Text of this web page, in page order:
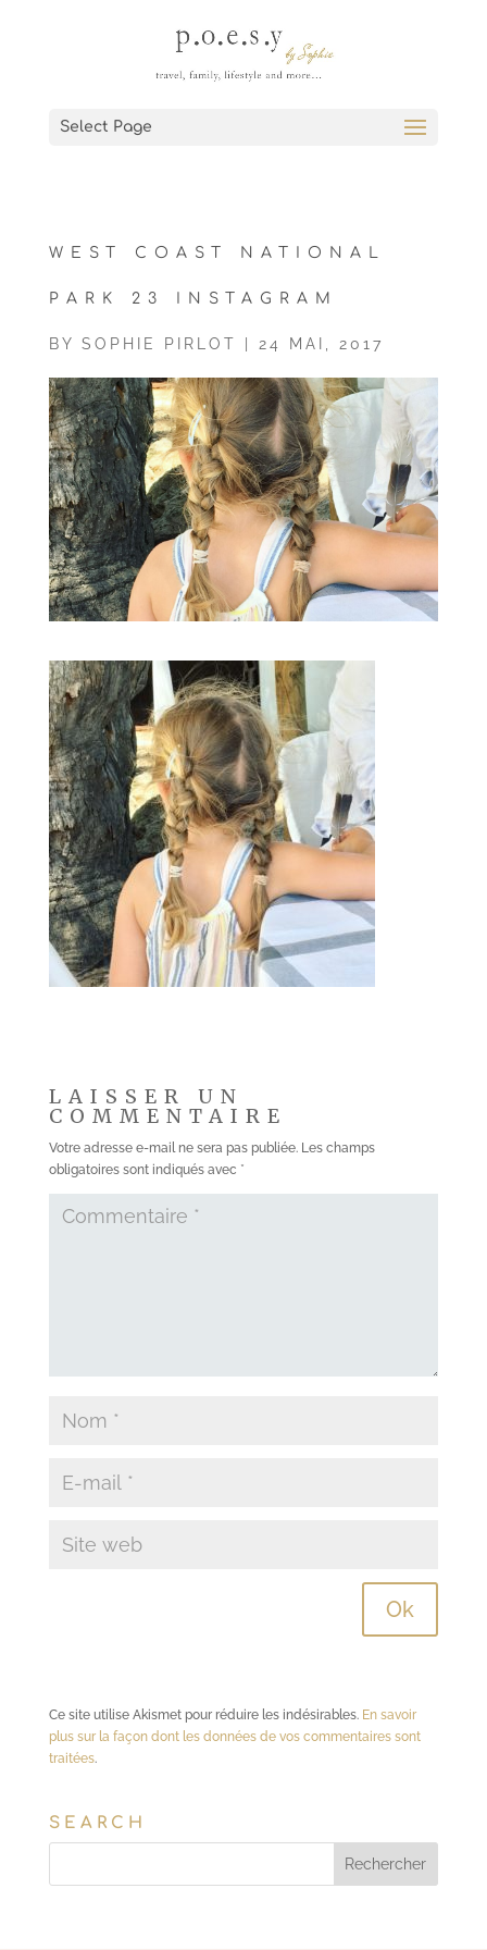
Select Page
WEST COAST NATIONAL
PARK 23 INSTAGRAM
BY SOPHIE PIRLOT 24 MAI, 2017
LAISSER UN
COMMENTAIRE
Votre adresse e-mail ne sera pas publiée. Les champs
obligatoires sont indiqués avec *
Ce site utilise Akismet pour réduire les indésirables. En savoir
plus sur la façon dont les données de vos commentaires sont
traitées.
SEARCH